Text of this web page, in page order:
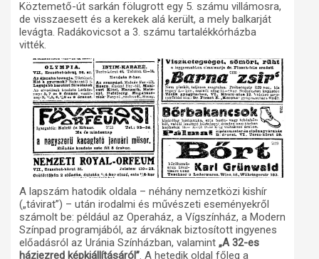
Köztemető-út sarkán fölugrott egy 5. számu villámosra,
de visszaesett és a kerekek alá került, a mely balkarját
levágta. Radákovicsot a 3. számu tartalékkórházba
vitték.
A lapszám hatodik oldala – néhány nemzetközi kishír
(„távirat”) – után irodalmi és művészeti eseményekről
számolt be: például az Operaház, a Vígszínház, a Modern
Színpad programjából, az árváknak biztosított ingyenes
előadásról az Uránia Színházban, valamint „A 32-es
háziezred képkiállításáról”. A hetedik oldal főleg a